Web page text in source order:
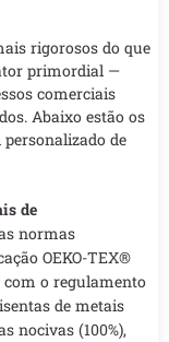
rigorosos do que
primordial —
comerciais
Abaixo estão os
de
de
normas
OEKO-TEX®
o regulamento
de metais
nocivas (100%),